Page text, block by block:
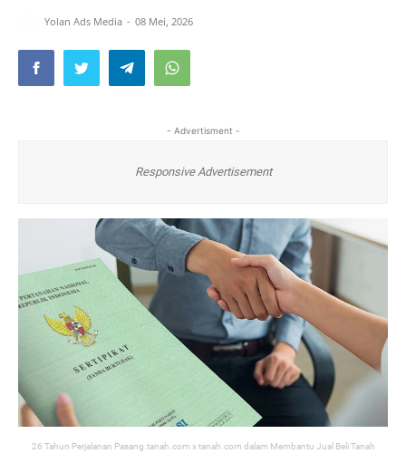
Yolan Ads Media 08 Mei, 2026
- Advertisment -
Responsive Advertisement
26 Tahun Perjalanan Pasang.tanah.com x tanah.com dalam Membantu Jual Beli Tanah